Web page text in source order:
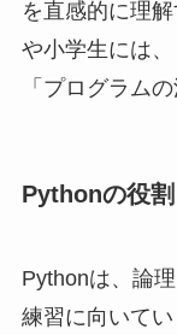
を直感的に理
や小学生には
「プログラム
Pythonの役割
Pythonは、論
練習に向いて